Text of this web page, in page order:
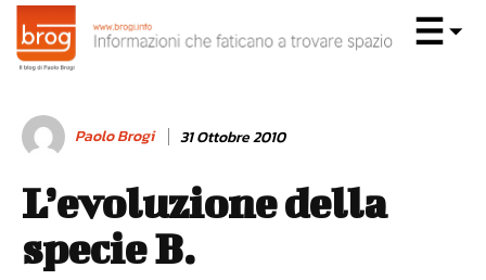
Paolo Brogi 31 Ottobre 2010
L’evoluzione della
specie B.